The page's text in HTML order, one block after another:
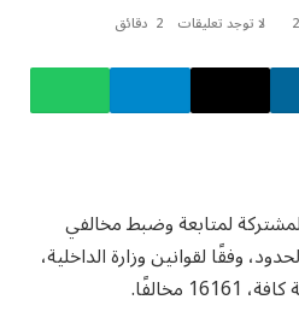
لا توجد تعليقات 2 دقائق
لمتابعة وضبط مخالفي
وفقًا لقوانين وزارة الداخلية،
مخالفًا.